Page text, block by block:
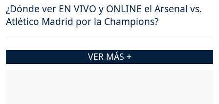
¿Dónde ver EN VIVO y ONLINE el Arsenal vs.
Atlético Madrid por la Champions?
VER MÁS +